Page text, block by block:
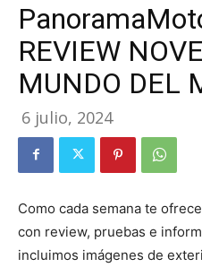
REVIEW
MUNDO DEL
6 julio, 2024
Como cada semana te
con review, pruebas e
incluimos imágenes de